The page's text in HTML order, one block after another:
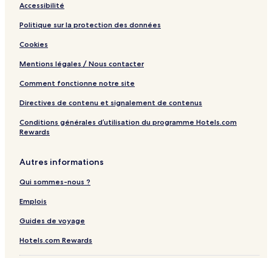
Accessibilité
Politique sur la protection des données
Cookies
Mentions légales / Nous contacter
Comment fonctionne notre site
Directives de contenu et signalement de contenus
Conditions générales d’utilisation du programme Hotels.com
Rewards
Autres informations
Qui sommes-nous ?
Emplois
Guides de voyage
Hotels.com Rewards